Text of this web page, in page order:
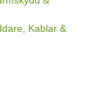
Kablar &